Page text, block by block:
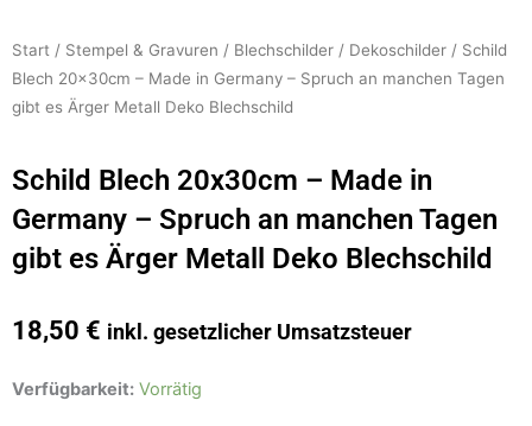
Start / Stempel & Gravuren / Blechschilder / Dekoschilder / Schild
Blech 20x30cm – Made in Germany – Spruch an manchen Tagen
gibt es Ärger Metall Deko Blechschild
Schild Blech 20x30cm – Made in
Germany – Spruch an manchen Tagen
gibt es Ärger Metall Deko Blechschild
18,50 € inkl. gesetzlicher Umsatzsteuer
Verfügbarkeit: Vorrätig
Schild